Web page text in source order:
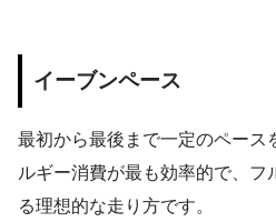
イーブンペース
最初から最後まで一定のペース
ルギー消費が最も効率的で、
る理想的な走り方です。